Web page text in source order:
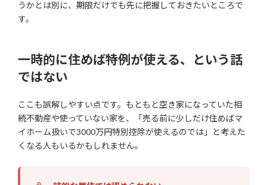
うかとは別に、期限だけでも先に把握しておきたいところで
す。
一時的に住めば特例が使える、という話
ではない
ここも誤解しやすい点です。もともと空き家になっていた相
続不動産や使っていない家を、「売る前に少しだけ住めばマ
イホーム扱いで3000万円特別控除が使えるのでは」と考えた
くなる人もいるかもしれません。